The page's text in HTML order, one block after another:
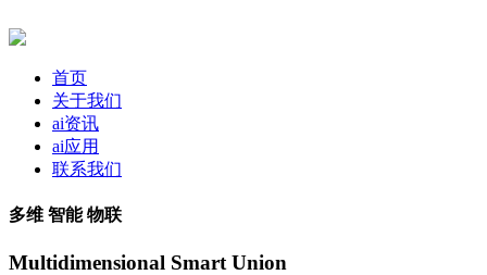
首页
关于我们
ai资讯
ai应用
联系我们
多维 智能 物联
Multidimensional Smart Union